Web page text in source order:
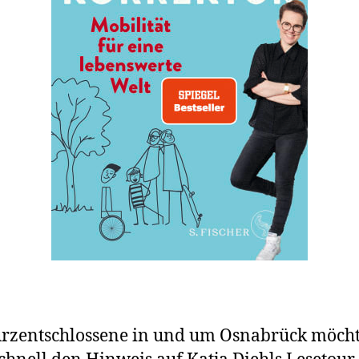
in und um Osnabrück